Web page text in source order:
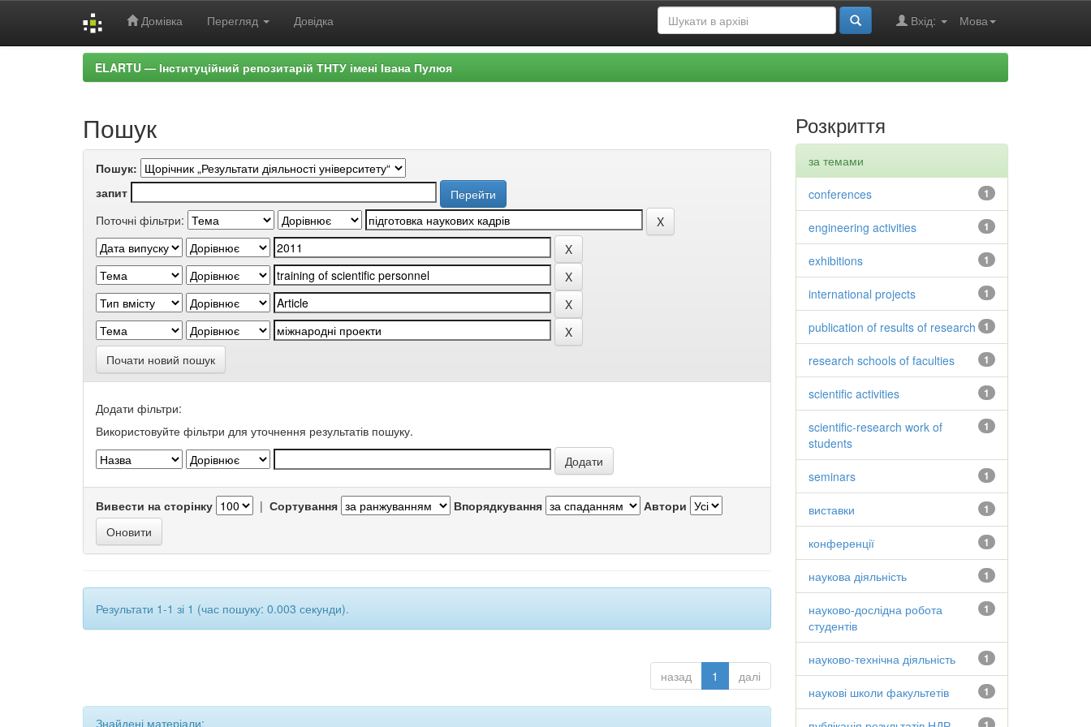
Домівка Перегляд Довідка Мова
Вхід:
ELARTU — Інституційний репозитарій ТНТУ імені Івана Пулюя
Пошук
Пошук:
запит
Поточні фільтри:
Почати новий пошук
Додати фільтри:
Використовуйте фільтри для уточнення результатів пошуку.
Вивести на сторінку | Сортування Впорядкування Автори
Результати 1-1 зі 1 (час пошуку: 0.003 секунди).
назад 1 далі
Знайдені матеріали:
Розкриття
за темами
1
conferences
1
engineering activities
1
exhibitions
1
international projects
1
publication of results of research
1
research schools of faculties
1
scientific activities
1
scientific-research work of
students
1
seminars
1
виставки
1
конференції
1
наукова діяльність
1
науково-дослідна робота
студентів
1
науково-технічна діяльність
1
наукові школи факультетів